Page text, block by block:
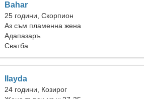
Bahar
25 години, Скорпион
Аз съм пламенна жена
Адапазаръ
Сватба
Ilayda
24 години, Козирог